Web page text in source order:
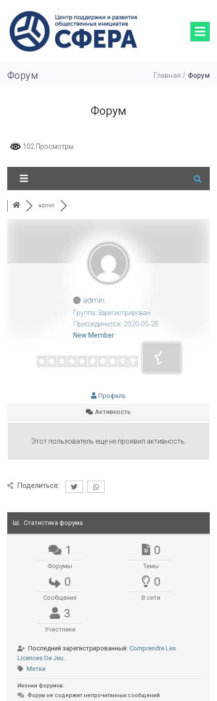
Форум Главная / Форум
Форум
102 Просмотры
admin
admin
Группа: Зарегистрирован
Присоединился: 2020-05-28
New Member
Профиль
Активность
Этот пользователь еще не проявил активность.
Поделиться:
Статистика форума
1
Форумы
0
Темы
0
Сообщения
0
В сети
3
Участники
Последний зарегистрированный: Comprendre Les
Licences De Jeu...
Метки
Иконки форумов:
Форум не содержит непрочитанных сообщений